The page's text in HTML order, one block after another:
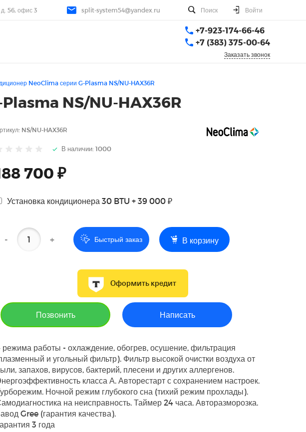
д. 56, офис 3 split-system54@yandex.ru Поиск Войти
+7-923-174-66-46
+7 (383) 375-00-64
Заказать звонок
NeoClima серии G-Plasma NS/NU-HAX36R
NS/NU-HAX36R
NS/NU-HAX36R
В наличии: 1000
700 ₽
Установка кондиционера 30 BTU + 39 000 ₽
- + Быстрый заказ В корзину
Оформить кредит
Позвонить Написать
режима работы - охлаждение, обогрев, осушение, фильтрация
и угольный фильтр). Фильтр высокой очистки воздуха от
запахов, вирусов, бактерий, плесени и других аллергенов.
класса А. Авторестарт с сохранением настроек.
Ночной режим глубокого сна (тихий режим прохлады).
на неисправность. Таймер 24 часа. Авторазморозка.
Gree (гарантия качества).
3 года